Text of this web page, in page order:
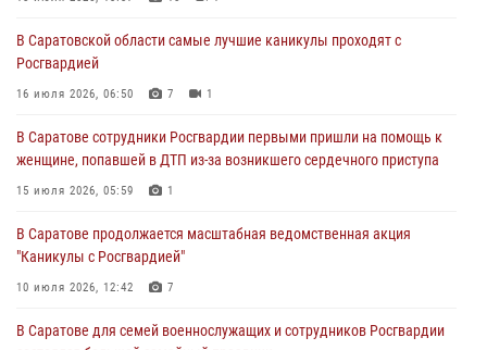
В Саратове сотрудники Росгвардии первыми пришли на помощь к
женщине, попавшей в ДТП из-за возникшего сердечного приступа
В Саратове продолжается масштабная ведомственная акция
"Каникулы с Росгвардией"
В Саратовской области при содействии спецназа Росгвардии
задержан подозреваемый в незаконном обороте наркотиков
В Саратовской области самые лучшие каникулы проходят с
Росгвардией
16 июля 2026, 06:50 7 1
В Саратове сотрудники Росгвардии первыми пришли на помощь к
женщине, попавшей в ДТП из-за возникшего сердечного приступа
15 июля 2026, 05:59 1
В Саратове продолжается масштабная ведомственная акция
"Каникулы с Росгвардией"
10 июля 2026, 12:42 7
В Саратове для семей военнослужащих и сотрудников Росгвардии